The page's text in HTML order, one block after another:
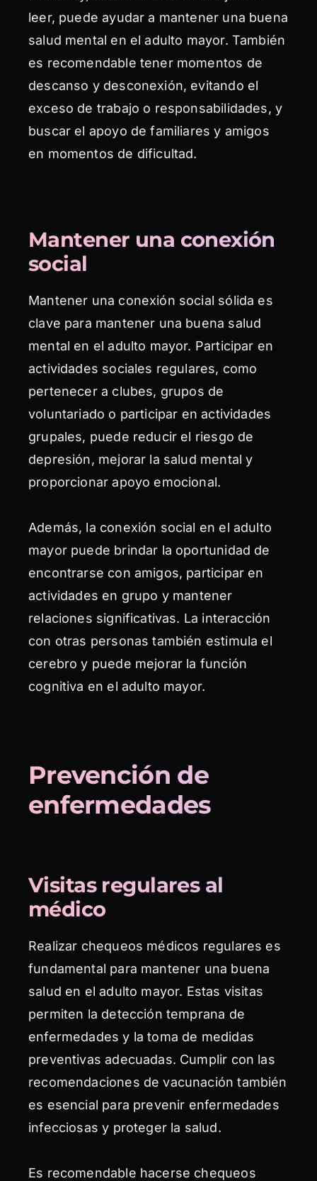
leer, puede ayudar a mantener una buena
salud mental en el adulto mayor. También
es recomendable tener momentos de
descanso y desconexión, evitando el
exceso de trabajo o responsabilidades, y
buscar el apoyo de familiares y amigos
en momentos de dificultad.
Mantener una conexión
social
Mantener una conexión social sólida es
clave para mantener una buena salud
mental en el adulto mayor. Participar en
actividades sociales regulares, como
pertenecer a clubes, grupos de
voluntariado o participar en actividades
grupales, puede reducir el riesgo de
depresión, mejorar la salud mental y
proporcionar apoyo emocional.
Además, la conexión social en el adulto
mayor puede brindar la oportunidad de
encontrarse con amigos, participar en
actividades en grupo y mantener
relaciones significativas. La interacción
con otras personas también estimula el
cerebro y puede mejorar la función
cognitiva en el adulto mayor.
Prevención de
enfermedades
Visitas regulares al
médico
Realizar chequeos médicos regulares es
fundamental para mantener una buena
salud en el adulto mayor. Estas visitas
permiten la detección temprana de
enfermedades y la toma de medidas
preventivas adecuadas. Cumplir con las
recomendaciones de vacunación también
es esencial para prevenir enfermedades
infecciosas y proteger la salud.
Es recomendable hacerse chequeos